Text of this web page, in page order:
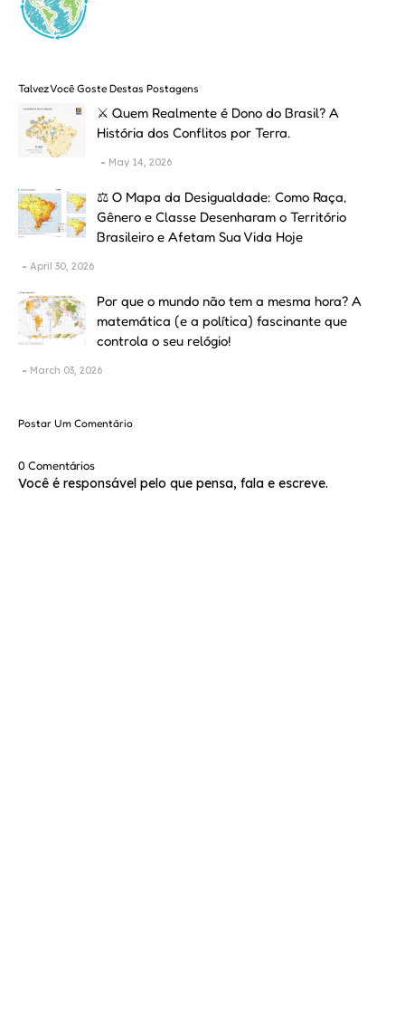
Talvez Você Goste Destas Postagens
⚔️ Quem Realmente é Dono do Brasil? A
História dos Conflitos por Terra.
May 14, 2026
⚖️ O Mapa da Desigualdade: Como Raça,
Gênero e Classe Desenharam o Território
Brasileiro e Afetam Sua Vida Hoje
April 30, 2026
Por que o mundo não tem a mesma hora? A
matemática (e a política) fascinante que
controla o seu relógio!
March 03, 2026
Postar Um Comentário
0 Comentários
Você é responsável pelo que pensa, fala e escreve.